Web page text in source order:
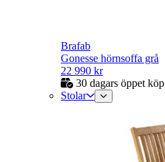
Brafab
Gonesse hörnsoffa grå
22 990 kr
30 dagars öppet köp
Stolar